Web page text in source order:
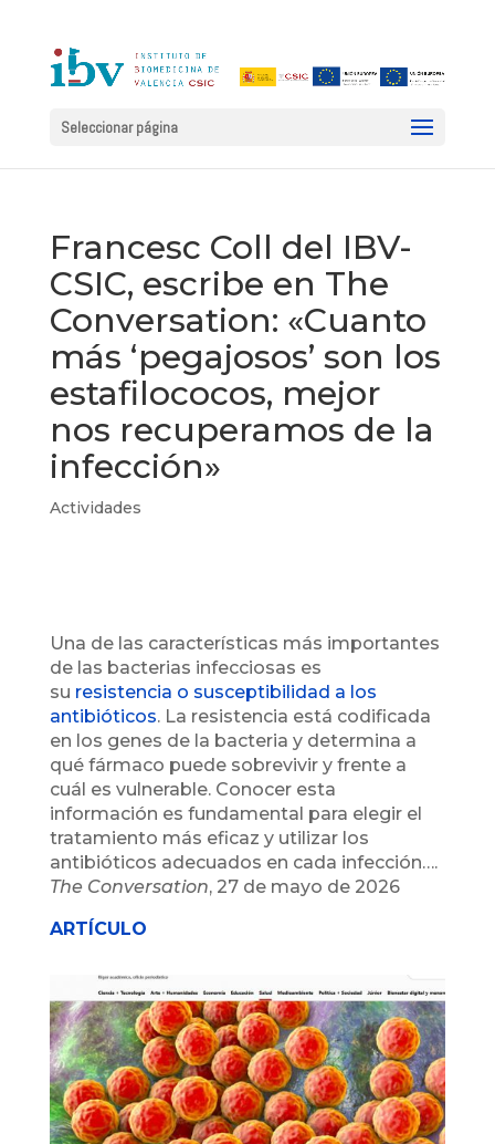
Seleccionar página
Francesc Coll del IBV-
CSIC, escribe en The
Conversation: «Cuanto
más ‘pegajosos’ son los
estafilococos, mejor
nos recuperamos de la
infección»
Actividades
Una de las características más importantes
de las bacterias infecciosas es
su resistencia o susceptibilidad a los
antibióticos. La resistencia está codificada
en los genes de la bacteria y determina a
qué fármaco puede sobrevivir y frente a
cuál es vulnerable. Conocer esta
información es fundamental para elegir el
tratamiento más eficaz y utilizar los
antibióticos adecuados en cada infección….
The Conversation, 27 de mayo de 2026
ARTÍCULO